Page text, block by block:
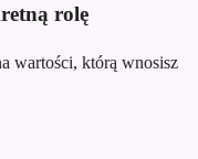
rolę
wartości, którą wnosisz